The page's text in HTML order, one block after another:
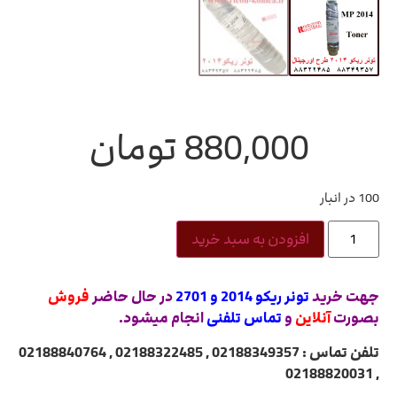
880,000تومان
100 در انبار
افزودن به سبد خرید
جهت خریدتونر ریکو 2014 و 2701در حال حاضرفروش
بصورتآنلاین و تماس تلفنیانجام میشود.
تلفن تماس : 02188349357 , 02188322485 , 02188840764
, 02188820031